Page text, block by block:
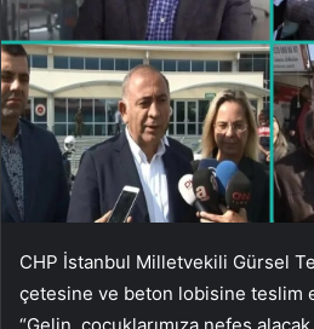
CHP İstanbul Milletvekili Gürsel
çetesine ve beton lobisine teslim
“Gelin, çocuklarımıza nefes